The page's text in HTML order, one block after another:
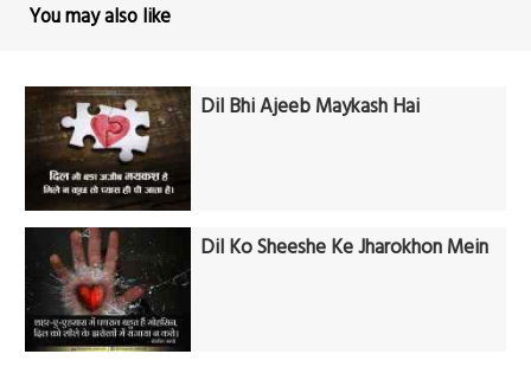
You may also like
Dil Bhi Ajeeb Maykash Hai
Dil Ko Sheeshe Ke Jharokhon Mein